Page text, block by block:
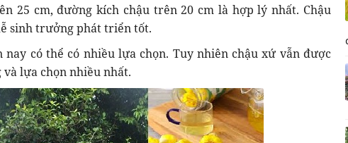
25 cm, đường kích chậu trên 20 cm là hợp lý nhất. Chậu
sinh trưởng phát triển tốt.
nay có thể có nhiều lựa chọn. Tuy nhiên chậu xứ vẫn được
lựa chọn nhiều nhất.